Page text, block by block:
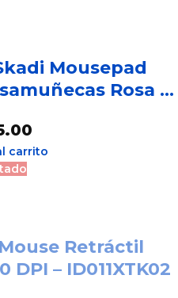
Mousepad
Rosa –
carrito
Retráctil
– ID011XTK02